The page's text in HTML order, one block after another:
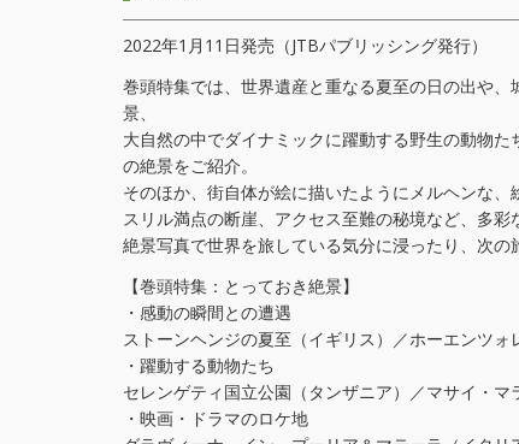
2022年1月11日発売（JTBパブリッシング発行）
巻頭特集では、世界遺産と重なる夏至の日の出や
景、
大自然の中でダイナミックに躍動する野生の動物
の絶景をご紹介。
そのほか、街自体が絵に描いたようにメルヘンな、
スリル満点の断崖、アクセス至難の秘境など、多彩
絶景写真で世界を旅している気分に浸ったり、次の
【巻頭特集：とっておき絶景】
・感動の瞬間との遭遇
ストーンヘンジの夏至（イギリス）／ホーエンツ
・躍動する動物たち
セレンゲティ国立公園（タンザニア）／マサイ・
・映画・ドラマのロケ地